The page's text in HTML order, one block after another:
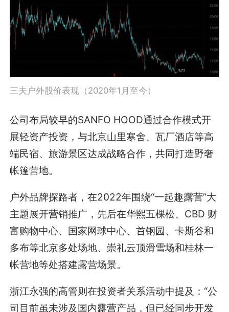
三夫户外股价表现（2020年1月至今）
公司布局较早的SANFO HOOD通过合作模式开
展轻资产投资，与北京山里寒舍、瓦厂酒店等高
端民宿、旅游景区达成战略合作，共同打造野奢
帐篷营地。
户外品牌探路者，在2022年围绕“一起趣露营”大
主题展开营销推广，先后在华熙五棵松、CBD 财
富购物中心、国家网球中心、首钢园、卡斯谷和
多布等北京多处场地、崇礼云顶滑雪场和桂林一
帐营地等处搭建露营场景。
浙江永强的高管则在投资者关系活动中提及：“公
司目前虽未涉及国内露营产品，但已经同步开发